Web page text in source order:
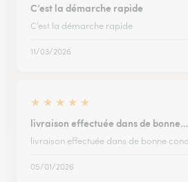
C’est la démarche rapide
C’est la démarche rapide
11/03/2026
★ ★ ★ ★ ★
livraison effectuée dans de bonne…
livraison effectuée dans de bonne
05/01/2026